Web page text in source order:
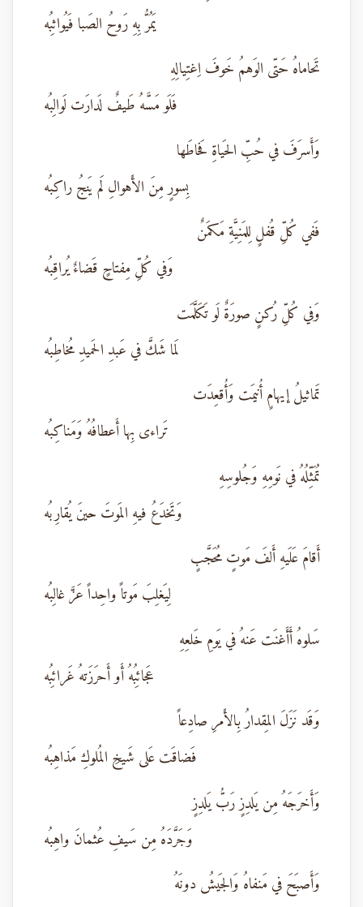
يَمُرُّ بِهِ رَوحُ الصَبا فَيُواثِبُه
تَحاماهُ حَتّى الوَهمُ خَوفَ اِغتِيالِهِ
فَلَو مَسَّهُ طَيفٌ لَدارَت لَوالِبُه
وَأَسرَفَ في حُبِّ الحَياةِ فَحاطَها
بِسورٍ مِنَ الأَهوالِ لَم يَنجُ راكِبُه
فَفي كُلِّ قُفلٍ لِلمَنِيَّةِ مَكمَنٌ
وَفي كُلِّ مِفتاحٍ قَضاءٌ يُراقِبُه
وَفي كُلِّ رُكنٍ صورَةٌ لَو تَكَلَّمَت
لَما شَكَّ في عَبدِ الحَميدِ مُخاطِبُه
تَماثيلُ إيهامٍ أُنيمَت وَأُقعِدَت
تَراءى بِها أَعطافُهُ وَمَناكِبُه
تُمَثِّلُهُ في نَومِهِ وَجُلوسِهِ
وَتَخدَعُ فيهِ المَوتَ حينَ يُقارِبُه
أَقامَ عَلَيهِ أَلفَ مَوتٍ مُحَجَّبٍ
لِيَغلِبَ مَوتاً واحِداً عَزَّ غالِبُه
سَلوهُ أَأَغنَت عَنهُ في يَومِ خَلعِهِ
عَجائِبُهُ أَو أَحرَزَتهُ غَرائِبُه
وَقَد نَزَلَ المِقدارُ بِالأَمرِ صادِعاً
فَضاقَت عَلى شَيخِ المُلوكِ مَذاهِبُه
وَأَخرَجَهُ مِن يَلدِزٍ رَبُّ يَلدِزٍ
وَجَرَّدَهُ مِن سَيفِ عُثمانَ واهِبُه
وَأَصبَحَ في مَنفاهُ وَالجَيشُ دونَهُ